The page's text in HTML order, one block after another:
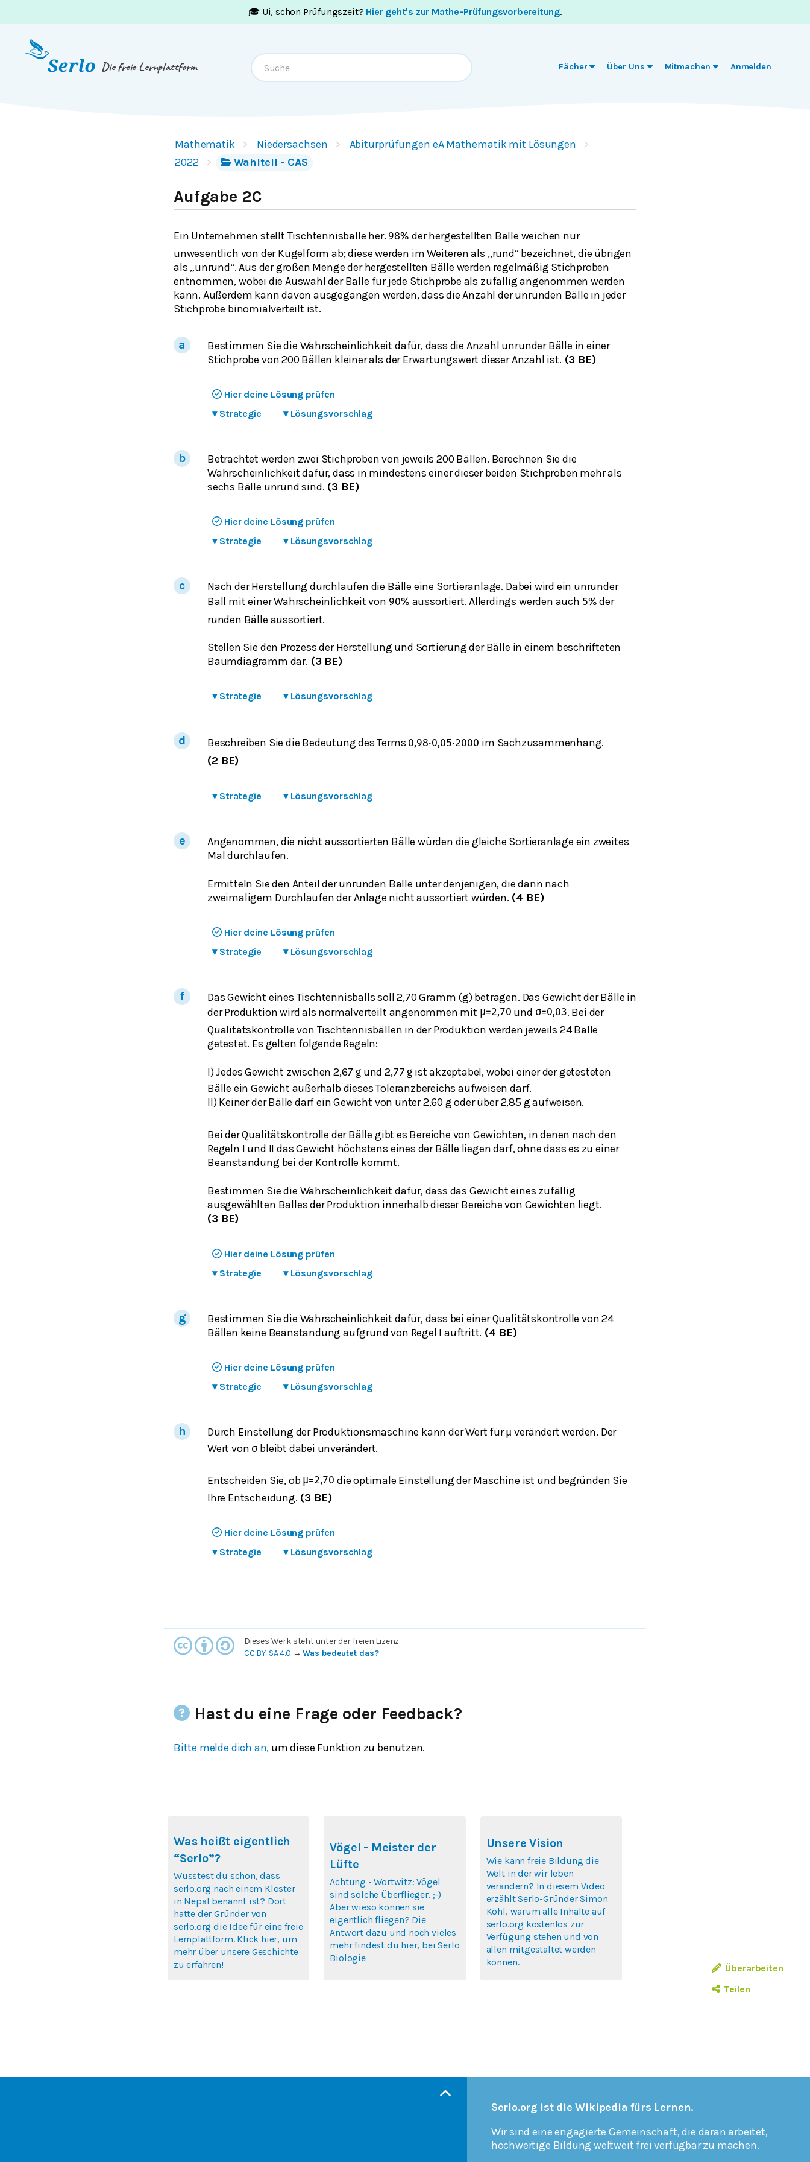
🎓 Ui, schon Prüfungszeit? Hier geht's zur Mathe-Prüfungsvorbereitung.
Die freie Lernplattform Fächer Über Uns Mitmachen Anmelden
Mathematik Niedersachsen
Abiturprüfungen eA Mathematik mit Lösungen
2022
Wahlteil - CAS
Aufgabe 2C
Ein Unternehmen stellt Tischtennisbälle her. 98% der hergestellten Bälle weichen nur
unwesentlich von der Kugelform ab; diese werden im Weiteren als „rund“ bezeichnet, die übrigen
als „unrund“. Aus der großen Menge der hergestellten Bälle werden regelmäßig Stichproben
entnommen, wobei die Auswahl der Bälle für jede Stichprobe als zufällig angenommen werden
kann. Außerdem kann davon ausgegangen werden, dass die Anzahl der unrunden Bälle in jeder
Stichprobe binomialverteilt ist.
Bestimmen Sie die Wahrscheinlichkeit dafür, dass die Anzahl unrunder Bälle in einer
Stichprobe von 200 Bällen kleiner als der Erwartungswert dieser Anzahl ist. (3 BE)
Hier deine Lösung prüfen
▾ Strategie ▾ Lösungsvorschlag
Betrachtet werden zwei Stichproben von jeweils 200 Bällen. Berechnen Sie die
Wahrscheinlichkeit dafür, dass in mindestens einer dieser beiden Stichproben mehr als
sechs Bälle unrund sind. (3 BE)
Hier deine Lösung prüfen
▾ Strategie ▾ Lösungsvorschlag
Nach der Herstellung durchlaufen die Bälle eine Sortieranlage. Dabei wird ein unrunder
Ball mit einer Wahrscheinlichkeit von 90% aussortiert. Allerdings werden auch 5% der
runden Bälle aussortiert.
Stellen Sie den Prozess der Herstellung und Sortierung der Bälle in einem beschrifteten
Baumdiagramm dar. (3 BE)
▾ Strategie ▾ Lösungsvorschlag
Beschreiben Sie die Bedeutung des Terms 0,98⋅0,05⋅2000 im Sachzusammenhang.
(2 BE)
▾ Strategie ▾ Lösungsvorschlag
Angenommen, die nicht aussortierten Bälle würden die gleiche Sortieranlage ein zweites
Mal durchlaufen.
Ermitteln Sie den Anteil der unrunden Bälle unter denjenigen, die dann nach
zweimaligem Durchlaufen der Anlage nicht aussortiert würden. (4 BE)
Hier deine Lösung prüfen
▾ Strategie ▾ Lösungsvorschlag
Das Gewicht eines Tischtennisballs soll 2,70 Gramm (g) betragen. Das Gewicht der Bälle in
der Produktion wird als normalverteilt angenommen mit μ=2,70 und σ=0,03. Bei der
Qualitätskontrolle von Tischtennisbällen in der Produktion werden jeweils 24 Bälle
getestet. Es gelten folgende Regeln:
I) Jedes Gewicht zwischen 2,67 g und 2,77 g ist akzeptabel, wobei einer der getesteten
Bälle ein Gewicht außerhalb dieses Toleranzbereichs aufweisen darf.
II) Keiner der Bälle darf ein Gewicht von unter 2,60 g oder über 2,85 g aufweisen.
Bei der Qualitätskontrolle der Bälle gibt es Bereiche von Gewichten, in denen nach den
Regeln I und II das Gewicht höchstens eines der Bälle liegen darf, ohne dass es zu einer
Beanstandung bei der Kontrolle kommt.
Bestimmen Sie die Wahrscheinlichkeit dafür, dass das Gewicht eines zufällig
ausgewählten Balles der Produktion innerhalb dieser Bereiche von Gewichten liegt.
(3 BE)
Hier deine Lösung prüfen
▾ Strategie ▾ Lösungsvorschlag
Bestimmen Sie die Wahrscheinlichkeit dafür, dass bei einer Qualitätskontrolle von 24
Bällen keine Beanstandung aufgrund von Regel I auftritt. (4 BE)
Hier deine Lösung prüfen
▾ Strategie ▾ Lösungsvorschlag
Durch Einstellung der Produktionsmaschine kann der Wert fürμ verändert werden. Der
Wert von σ bleibt dabei unverändert.
Entscheiden Sie, ob μ=2,70 die optimale Einstellung der Maschine ist und begründen Sie
Ihre Entscheidung. (3 BE)
Hier deine Lösung prüfen
▾ Strategie ▾ Lösungsvorschlag
Überarbeiten
Teilen
Dieses Werk steht unter der freien Lizenz
CC BY-SA 4.0 →Was bedeutet das?
Hast du eine Frage oder Feedback?
Bitte melde dich an, um diese Funktion zu benutzen.
Was heißt eigentlich
“Serlo”?
Wusstest du schon, dass
serlo.org nach einem Kloster
in Nepal benannt ist? Dort
hatte der Gründer von
serlo.org die Idee für eine freie
Lernplattform. Klick hier, um
mehr über unsere Geschichte
zu erfahren!
Vögel - Meister der
Lüfte
Achtung - Wortwitz: Vögel
sind solche Überflieger. ;-)
Aber wieso können sie
eigentlich fliegen? Die
Antwort dazu und noch vieles
mehr findest du hier, bei Serlo
Biologie
Unsere Vision
Wie kann freie Bildung die
Welt in der wir leben
verändern? In diesem Video
erzählt Serlo-Gründer Simon
Köhl, warum alle Inhalte auf
serlo.org kostenlos zur
Verfügung stehen und von
allen mitgestaltet werden
können.
Serlo.org ist die Wikipedia fürs Lernen.
Wir sind eine engagierte Gemeinschaft, die daran arbeitet,
hochwertige Bildung weltweit frei verfügbar zu machen.